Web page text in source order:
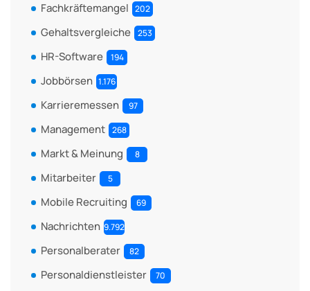
Fachkräftemangel 202
Gehaltsvergleiche 253
HR-Software 194
Jobbörsen 1.176
Karrieremessen 97
Management 268
Markt & Meinung 8
Mitarbeiter 5
Mobile Recruiting 69
Nachrichten 9.792
Personalberater 82
Personaldienstleister 70